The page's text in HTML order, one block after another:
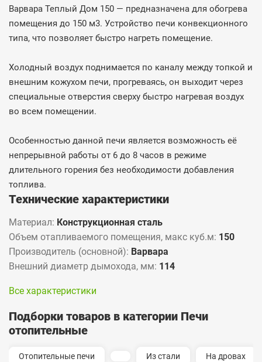
Варвара Теплый Дом 150 — предназначена для обогрева
помещения до 150 м3. Устройство печи конвекционного
типа, что позволяет быстро нагреть помещение.
Холодный воздух поднимается по каналу между топкой и
внешним кожухом печи, прогреваясь, он выходит через
специальные отверстия сверху быстро нагревая воздух
во всем помещении.
Особенностью данной печи является возможность её
непрерывной работы от 6 до 8 часов в режиме
длительного горения без необходимости добавления
топлива.
Технические характеристики
Материал: Конструкционная сталь
Объем отапливаемого помещения, макс куб.м: 150
Производитель (основной): Варвара
Внешний диаметр дымохода, мм: 114
Все характеристики
Подборки товаров в категории Печи
отопительные
Отопительные печи Из стали На дровах